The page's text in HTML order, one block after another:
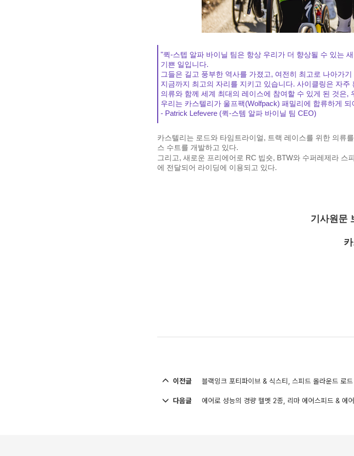
"퀵-스텝 알파 바이닐 팀은 항상 우리가 더 향상될 수 있는
기쁜 일입니다.
그들은 길고 풍부한 역사를 가졌고, 여전히 최고로 나아가
지금까지 최고의 자리를 지키고 있습니다. 사이클링은 자
의류와 함께 세계 최대의 레이스에 참여할 수 있게 된 것은,
우리는 카스텔리가 울프팩(Wolfpack) 패밀리에 합류하게
- Patrick Lefevere (퀵-스템 알파 바이닐 팀 CEO)
카스텔리는 로드와 타임트라이얼, 트랙 레이스를 위한 의류
스 수트를 개발하고 있다.
그리고, 새로운 프리에어로 RC 빕숏, BTW와 수퍼레제라 스
에 전달되어 라이딩에 이용되고 있다.
기사원문
이전글 블랙잉크 포티파이브 & 식스티, 스피드 올라운드 로드
다음글 에어로 성능의 경량 헬멧 2종, 리마 에어스피드 & 에